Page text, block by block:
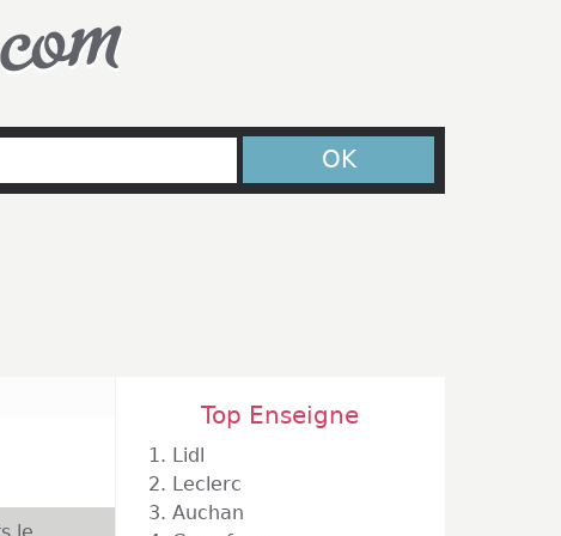
OK
Top Enseigne
1. Lidl
2. Leclerc
3. Auchan